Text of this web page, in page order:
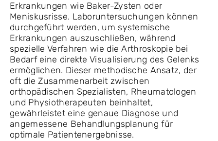
Erkrankungen wie Baker-Zysten oder
Meniskusrisse. Laboruntersuchungen können
durchgeführt werden, um systemische
Erkrankungen auszuschließen, während
spezielle Verfahren wie die Arthroskopie bei
Bedarf eine direkte Visualisierung des Gelenks
ermöglichen. Dieser methodische Ansatz, der
oft die Zusammenarbeit zwischen
orthopädischen Spezialisten, Rheumatologen
und Physiotherapeuten beinhaltet,
gewährleistet eine genaue Diagnose und
angemessene Behandlungsplanung für
optimale Patientenergebnisse.